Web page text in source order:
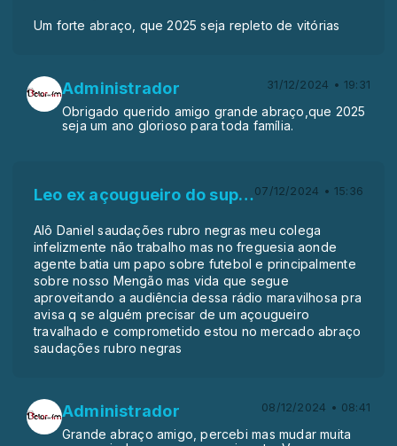
Um forte abraço, que 2025 seja repleto de vitórias
Administrador 31/12/2024 • 19:31
Obrigado querido amigo grande abraço,que 2025
seja um ano glorioso para toda família.
Leo ex açougueiro do supermercado da freguesia o flamenguista07/12/2024 • 15:36
Alô Daniel saudações rubro negras meu colega
infelizmente não trabalho mas no freguesia aonde
agente batia um papo sobre futebol e principalmente
sobre nosso Mengão mas vida que segue
aproveitando a audiência dessa rádio maravilhosa pra
avisa q se alguém precisar de um açougueiro
travalhado e comprometido estou no mercado abraço
saudações rubro negras
Administrador 08/12/2024 • 08:41
Grande abraço amigo, percebi mas mudar muita